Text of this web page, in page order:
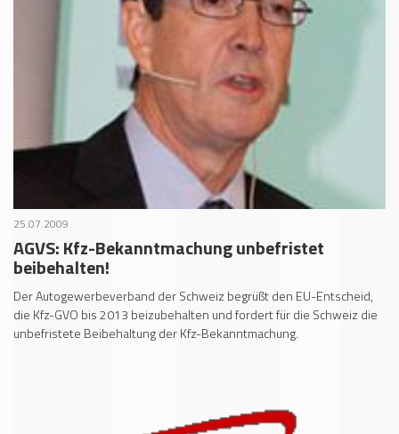
25.07.2009
AGVS: Kfz-Bekanntmachung unbefristet
beibehalten!
Der Autogewerbeverband der Schweiz begrüßt den EU-Entscheid,
die Kfz-GVO bis 2013 beizubehalten und fordert für die Schweiz die
unbefristete Beibehaltung der Kfz-Bekanntmachung.